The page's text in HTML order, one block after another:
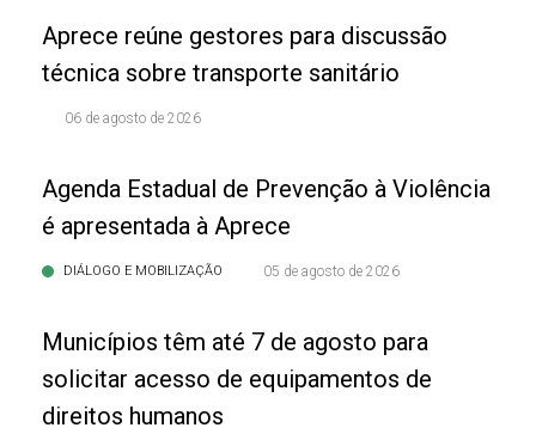
Aprece reúne gestores para discussão
técnica sobre transporte sanitário
06 de agosto de 2026
Agenda Estadual de Prevenção à Violência
é apresentada à Aprece
DIÁLOGO E MOBILIZAÇÃO 05 de agosto de 2026
Municípios têm até 7 de agosto para
solicitar acesso de equipamentos de
direitos humanos